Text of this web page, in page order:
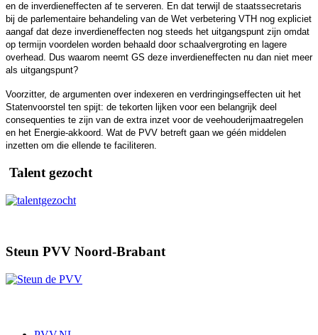
en de inverdieneffecten af te serveren. En dat terwijl de staatssecretaris
bij de parlementaire behandeling van de Wet verbetering VTH nog expliciet
aangaf dat deze inverdieneffecten nog steeds het uitgangspunt zijn omdat
op termijn voordelen worden behaald door schaalvergroting en lagere
overhead. Dus waarom neemt GS deze inverdieneffecten nu dan niet meer
als uitgangspunt?
Voorzitter, de argumenten over indexeren en verdringingseffecten uit het
Statenvoorstel ten spijt: de tekorten lijken voor een belangrijk deel
consequenties te zijn van de extra inzet voor de veehouderijmaatregelen
en het Energie-akkoord. Wat de PVV betreft gaan we géén middelen
inzetten om die ellende te faciliteren.
Talent gezocht
Steun PVV Noord-Brabant